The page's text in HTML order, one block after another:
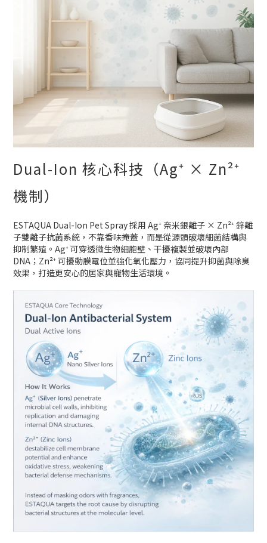
Dual-Ion 核心科技（Ag⁺ × Zn²⁺
機制）
ESTAQUA Dual-Ion Pet Spray 採用 Ag⁺ 奈米銀離子 × Zn²⁺ 鋅離
子雙離子抗菌系統，不靠香味掩蓋，而是從源頭破壞細菌結構與
抑制繁殖。Ag⁺ 可穿透微生物細胞壁、干擾複製並破壞內部
DNA；Zn²⁺ 可擾動膜電位並強化氧化壓力，協同提升抑菌與除臭
效果，打造更安心的居家與寵物生活環境。